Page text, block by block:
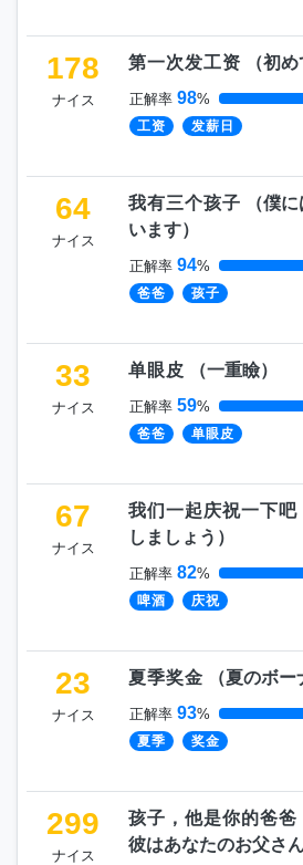
178
ナイス
第一次发工资 （初め
正解率 98%
工资 发薪日
64
ナイス
我有三个孩子 （僕に
います）
正解率 94%
爸爸 孩子
33
ナイス
单眼皮 （一重瞼）
正解率 59%
爸爸 单眼皮
67
ナイス
我们一起庆祝一下吧
しましょう ）
正解率 82%
啤酒 庆祝
23
ナイス
夏季奖金 （夏のボー
正解率 93%
夏季 奖金
299
ナイス
孩子，他是你的爸爸
彼はあなたのお父さ